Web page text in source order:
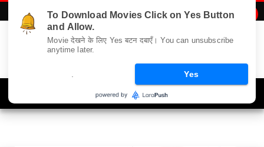
Madhubala
To Download Movies Click on Yes Button
and Allow.
Movie देखने के लिए Yes बटन दबाएँ। You can unsubscribe
anytime later.
Yes